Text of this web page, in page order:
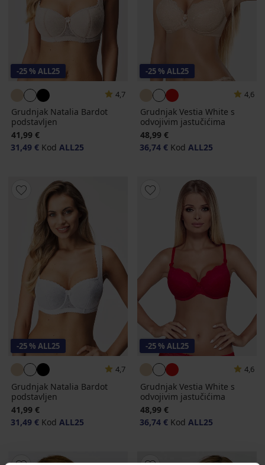
-25 % ALL25
4,7
Grudnjak Natalia Bardot
podstavljen
41,99 €
31,49 € Kod ALL25
-25 % ALL25
4,6
Grudnjak Vestia White s
odvojivim jastučićima
48,99 €
36,74 € Kod ALL25
-25 % ALL25
4,7
Grudnjak Natalia Bardot
podstavljen
41,99 €
31,49 € Kod ALL25
-25 % ALL25
4,6
Grudnjak Vestia White s
odvojivim jastučićima
48,99 €
36,74 € Kod ALL25